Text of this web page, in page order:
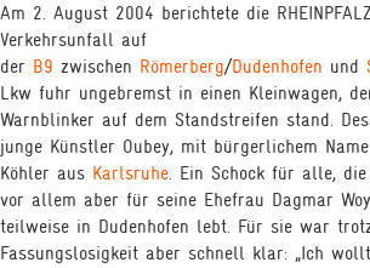
Am 2. August 2004 berichtete die
Verkehrsunfall auf
der B9 zwischen Römerberg/Dudenhofen und
Lkw fuhr ungebremst in einen Kleinwagen,
Warnblinker auf dem Standstreifen stand.
junge Künstler Oubey, mit bürgerlichem
Köhler aus Karlsruhe. Ein Schock für alle,
vor allem aber für seine Ehefrau Dagmar
teilweise in Dudenhofen lebt. Für sie war
Fassungslosigkeit aber schnell klar: „Ich